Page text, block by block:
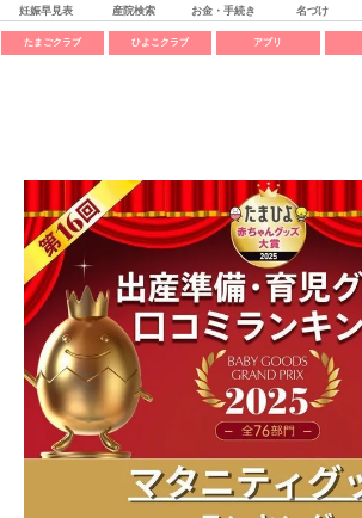
妊娠早見表 産院検索 お金・手続き 名づけ
たまごクラブ ひよこクラブ アプリ